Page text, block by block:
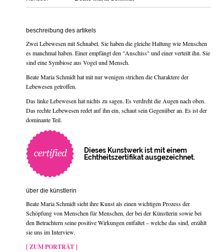
beschreibung des artikels
Zwei Lebewesen mit Schnabel. Sie haben die gleiche Haltung wie Menschen
es manchmal haben. Einer empfängt den "Anschiss" und einer verteilt ihn. Sie
sind eine Symbiose aus Vogel und Mensch.
Beate Maria Schmidt hat mit nur wenigen strichen die Charaktere der
Lebewesen getroffen.
Das linke Lebewesen hat nichts zu sagen. Es verdreht die Augen nach oben.
Das rechte Lebewesen redet auf ihn ein, schaut sein Gegenüber an. Es ist der
dominante Teil.
Dieses Kunstwerk ist mit einem
Echtheitszertifikat ausgezeichnet.
über die künstlerin
Beate Maria Schmidt sieht ihre Kunst als einen wichtigen Prozess der
Schöpfung von Menschen für Menschen, der bei der Künstlerin sowie bei
den Betrachtern seine positive Wirkungen entfaltet – welche das sind, erzählt
sie uns im Interview.
[ ZUM PORTRÄT ]